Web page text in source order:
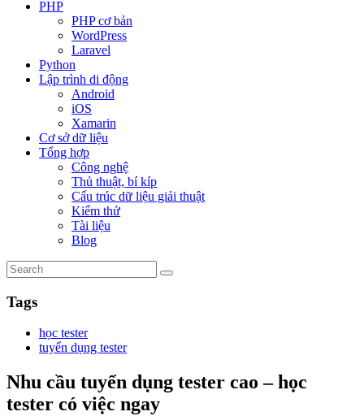
PHP
PHP cơ bản
WordPress
Laravel
Python
Lập trình di động
Android
iOS
Xamarin
Cơ sở dữ liệu
Tổng hợp
Công nghệ
Thủ thuật, bí kíp
Cấu trúc dữ liệu giải thuật
Kiểm thử
Tài liệu
Blog
Tags
học tester
tuyển dụng tester
Nhu cầu tuyển dụng tester cao – học
tester có việc ngay